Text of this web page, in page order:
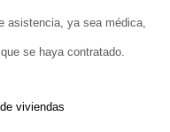
asistencia, ya sea médica,
se haya contratado.
viviendas